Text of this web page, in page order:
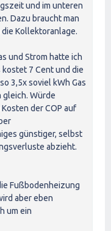
und im unteren
Dazu braucht man
Kollektoranlage.
und Strom hatte ich
kostet 7 Cent und die
3,5x soviel kWh Gas
gleich. Würde
der COP auf
günstiger, selbst
abzieht.
Fußbodenheizung
aber eben
um ein